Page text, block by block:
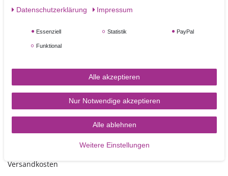
Material: Kunststoff
TORTEN-KRAM
Versandkosten
Daten­schutz­erklärung
Impressum
Essenziell Statistik PayPal
Funktional
Alle akzeptieren
Nur Notwendige akzeptieren
Alle ablehnen
Weitere Einstellungen